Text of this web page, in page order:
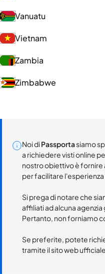
Vanuatu
Vietnam
Zambia
Zimbabwe
Noi diPassportasiamo
a richiedere visti online
nostro obiettivo è fornire
per facilitare l'esperienza
Si prega di notare che
affiliati ad alcuna
Pertanto, non forniamo
Se preferite, potete
tramite il sito web